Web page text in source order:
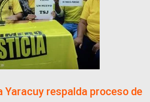
respalda proceso de